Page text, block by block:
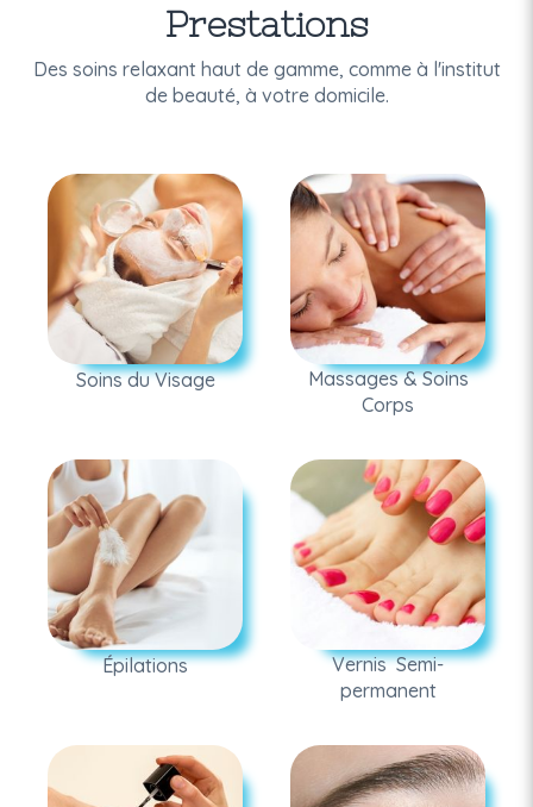
Prestations
Des soins relaxant haut de gamme, comme à l'institut
de beauté, à votre domicile.
Soins du Visage
Massages & Soins
Corps
Épilations
Vernis Semi-
permanent